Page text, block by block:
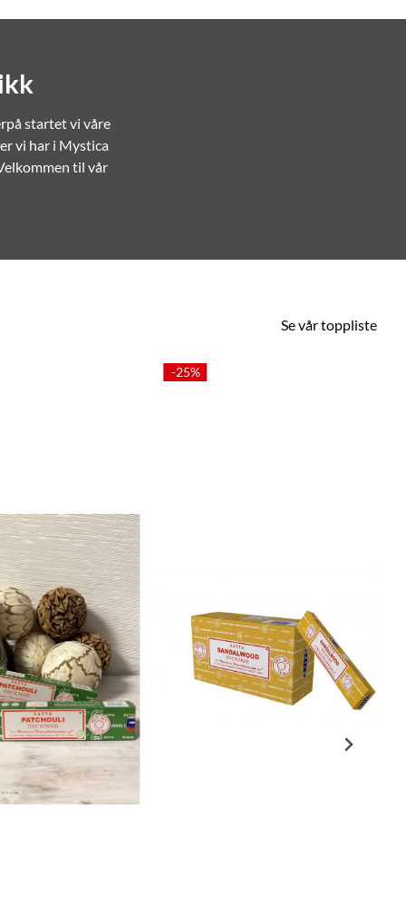
startet vi våre
vi har i Mystica
til vår
Se vår toppliste